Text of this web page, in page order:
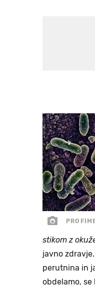
stikom z
javno
perutnina in
obdelamo, se